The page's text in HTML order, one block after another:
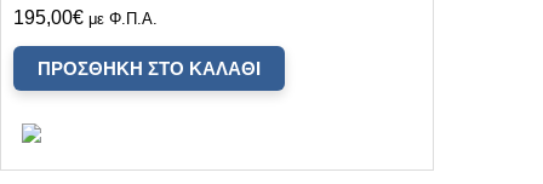
195,00€ με Φ.Π.Α.
ΠΡΟΣΘΉΚΗ ΣΤΟ ΚΑΛΆΘΙ